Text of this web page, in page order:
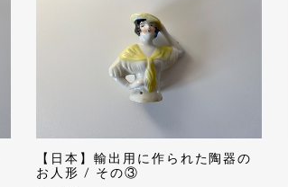
【日本】輸出用に作られた陶器の
お人形 / その③